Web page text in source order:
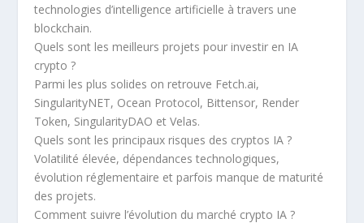
technologies d’intelligence artificielle à travers une
blockchain.
Quels sont les meilleurs projets pour investir en IA
crypto ?
Parmi les plus solides on retrouve Fetch.ai,
SingularityNET, Ocean Protocol, Bittensor, Render
Token, SingularityDAO et Velas.
Quels sont les principaux risques des cryptos IA ?
Volatilité élevée, dépendances technologiques,
évolution réglementaire et parfois manque de maturité
des projets.
Comment suivre l’évolution du marché crypto IA ?